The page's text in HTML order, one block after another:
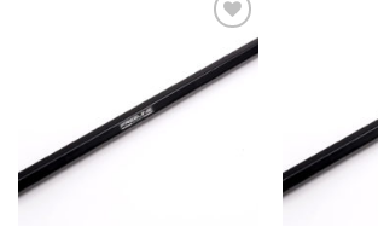
Add to
wishlist